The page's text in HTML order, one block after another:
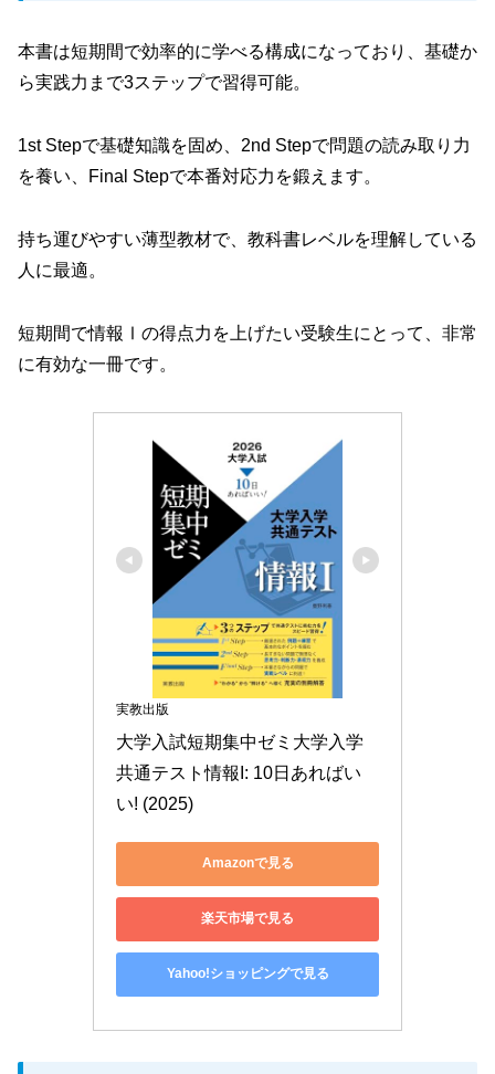
本書は短期間で効率的に学べる構成になっており、基礎か
ら実践力まで3ステップで習得可能。
1st Stepで基礎知識を固め、2nd Stepで問題の読み取り力
を養い、Final Stepで本番対応力を鍛えます。
持ち運びやすい薄型教材で、教科書レベルを理解している
人に最適。
短期間で情報Ⅰの得点力を上げたい受験生にとって、非常
に有効な一冊です。
実教出版
大学入試短期集中ゼミ大学入学
共通テスト情報I: 10日あればい
い! (2025)
Amazonで見る
楽天市場で見る
Yahoo!ショッピングで見る